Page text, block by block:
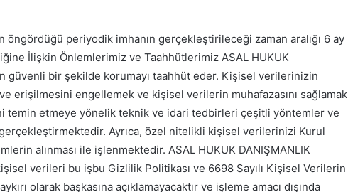
öngördüğü periyodik imhanın gerçekleştirileceği zaman aralığı 6 ay
İlişkin Önlemlerimiz ve Taahhütlerimiz ASAL HUKUK
güvenli bir şekilde korumayı taahhüt eder. Kişisel verilerinizin
erişilmesini engellemek ve kişisel verilerin muhafazasını sağlamak
temin etmeye yönelik teknik ve idari tedbirleri çeşitli yöntemler ve
Ayrıca, özel nitelikli kişisel verilerinizi Kurul
alınması ile işlenmektedir. ASAL HUKUK DANIŞMANLIK
verileri bu işbu Gizlilik Politikası ve 6698 Sayılı Kişisel Verilerin
olarak başkasına açıklamayacaktır ve işleme amacı dışında